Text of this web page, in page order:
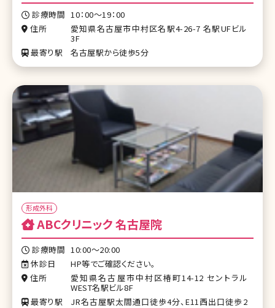
診療時間 10：00～19：00
住所
愛知県名古屋市中村区名駅4-26-7 名駅UFビル
3F
最寄り駅
名古屋駅から徒歩5分
形成外科
ABCクリニック 名古屋院
診療時間 10:00〜20:00
休診日
HP等でご確認ください。
住所
愛知県名古屋市中村区椿町14-12 セントラル
WEST名駅ビル8F
最寄り駅
JR名古屋駅太閤通口徒歩4分、E11西出口徒歩2